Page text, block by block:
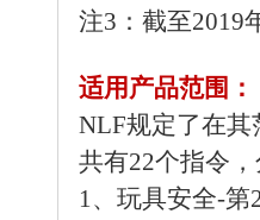
注3：截至2019
适用产品范围：
NLF规定了在其
共有22个指令
1、玩具安全-第